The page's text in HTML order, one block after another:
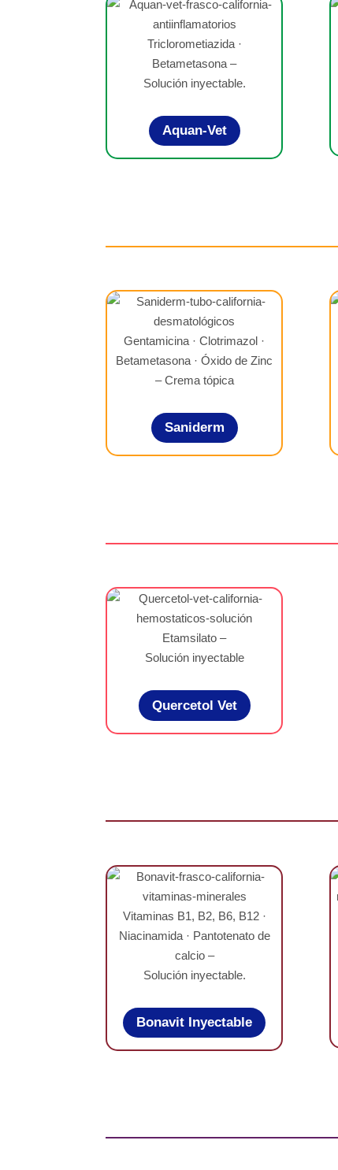
Triclorometiazida ·
Betametasona –
Solución inyectable.
Aquan-Vet
Gentamicina · Clotrimazol ·
Betametasona · Óxido de Zinc
– Crema tópica
Saniderm
Etamsilato –
Solución inyectable
Quercetol Vet
Vitaminas B1, B2, B6, B12 ·
Niacinamida · Pantotenato de
calcio –
Solución inyectable.
Bonavit Inyectable